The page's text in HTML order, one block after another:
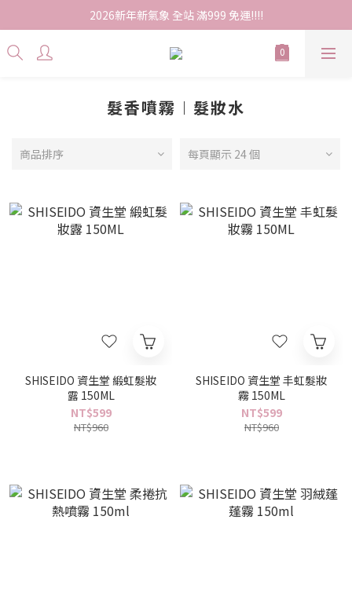
2026新年新氣象 全站 滿999 免運!!!!
髮香噴霧︱髮妝水
商品排序 每頁顯示 24 個
SHISEIDO 資生堂 緞虹髮妝
露 150ML
NT$599
NT$960
SHISEIDO 資生堂 丰虹髮妝
霧 150ML
NT$599
NT$960